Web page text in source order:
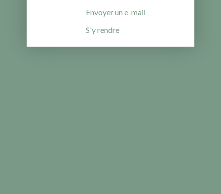
Envoyer un e-mail
S'y rendre